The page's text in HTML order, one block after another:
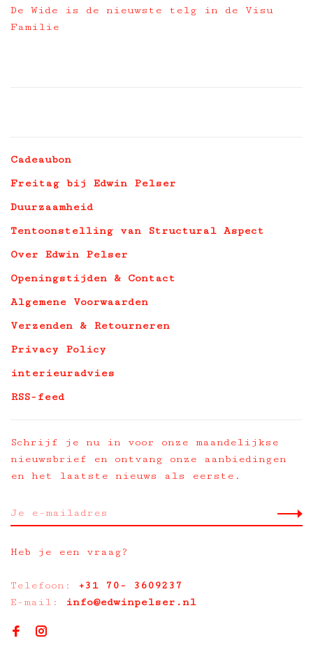
De Wide is de nieuwste telg in de Visu
Familie
Cadeaubon
Freitag bij Edwin Pelser
Duurzaamheid
Tentoonstelling van Structural Aspect
Over Edwin Pelser
Openingstijden & Contact
Algemene Voorwaarden
Verzenden & Retourneren
Privacy Policy
interieuradvies
RSS-feed
Schrijf je nu in voor onze maandelijkse
nieuwsbrief en ontvang onze aanbiedingen
en het laatste nieuws als eerste.
Heb je een vraag?
Telefoon: +31 70- 3609237
E-mail:
info@edwinpelser.nl